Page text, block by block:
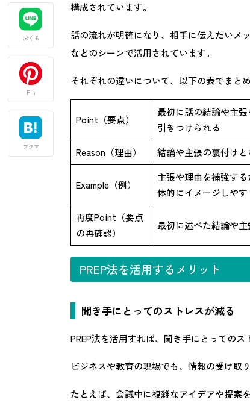
構成されています。
話の流れが明確になり、相手に伝えたいメ
などのシーンで活用されています。
それぞれの違いについて、以下の表でまとめ
Point（要点）
最初に話の結論や主
引きつけられる
Reason（理由）
結論や主張の裏付け
Example（例）
主張や理由を補強す
体的にイメージしや
再度Point（要点
の再確認）
最初に述べた結論や
PREP法を活用するメリット
聞き手にとってのストレスが減る
PREP法を活用すれば、聞き手にとってのス
ビジネスや教育の現場でも、情報の受け取
たとえば、会議中に複雑なアイデアや提案
おくる
Pin
ブクマ